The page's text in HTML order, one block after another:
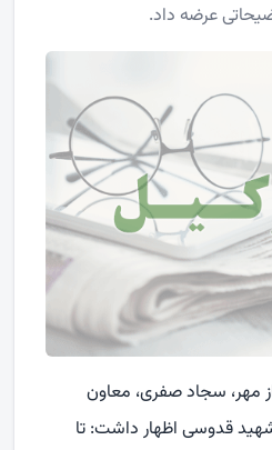
عرضه داد.
مهر، سجاد صفری، معاون
قدوسی اظهار داشت: تا